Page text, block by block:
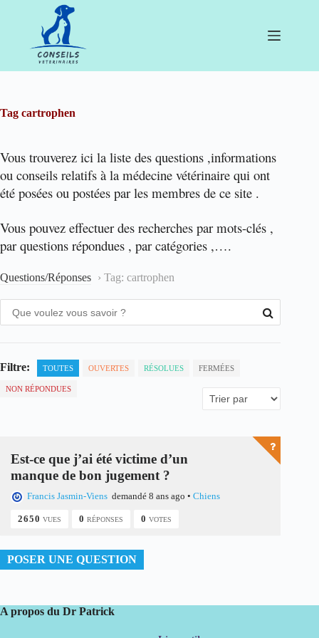
Tag cartrophen
Vous trouverez ici la liste des questions ,informations
ou conseils relatifs à la médecine vétérinaire qui ont
été posées ou postées par les membres de ce site .
Vous pouvez effectuer des recherches par mots-clés ,
par questions répondues , par catégories ,….
Questions/Réponses › Tag: cartrophen
Filtre: TOUTES OUVERTES RÉSOLUES FERMÉES
NON RÉPONDUES
Est-ce que j’ai été victime d’un
manque de bon jugement ?
Francis Jasmin-Viens demandé 8 ans ago • Chiens
2650 VUES 0 RÉPONSES 0 VOTES
POSER UNE QUESTION
A propos du Dr Patrick